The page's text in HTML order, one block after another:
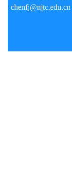
chenfj@njtc.edu.cn